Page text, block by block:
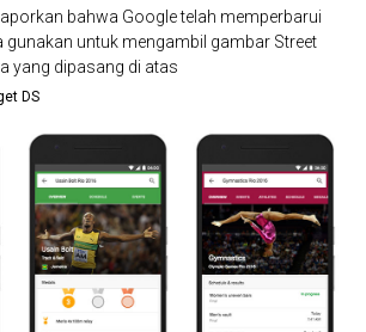
bahwa Google telah memperbarui
gunakan untuk mengambil gambar Street
yang dipasang di atas
DS